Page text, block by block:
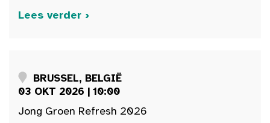
Lees verder ›
BRUSSEL, BELGIË
03 OKT 2026 | 10:00
Jong Groen Refresh 2026